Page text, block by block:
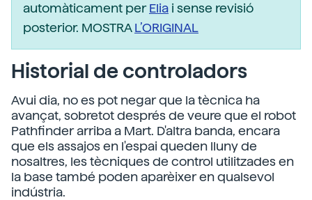
automàticament perElia i sense revisió
posterior. MOSTRAL’ORIGINAL
Historial de controladors
Avui dia, no es pot negar que la tècnica ha
avançat, sobretot després de veure que el robot
Pathfinder arriba a Mart. D'altra banda, encara
que els assajos en l'espai queden lluny de
nosaltres, les tècniques de control utilitzades en
la base també poden aparèixer en qualsevol
indústria.